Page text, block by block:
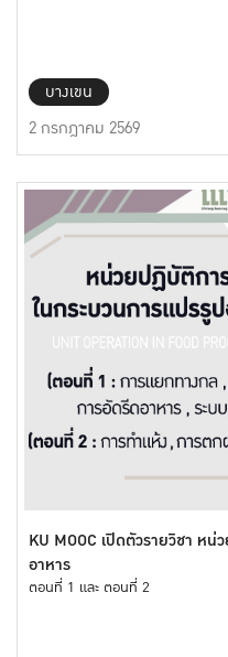
บางเขน
2 กรกฎาคม 2569
KU MOOC เปิดตัวรายวิชา ห
อาหาร
ตอนที่ 1 และ ตอนที่ 2